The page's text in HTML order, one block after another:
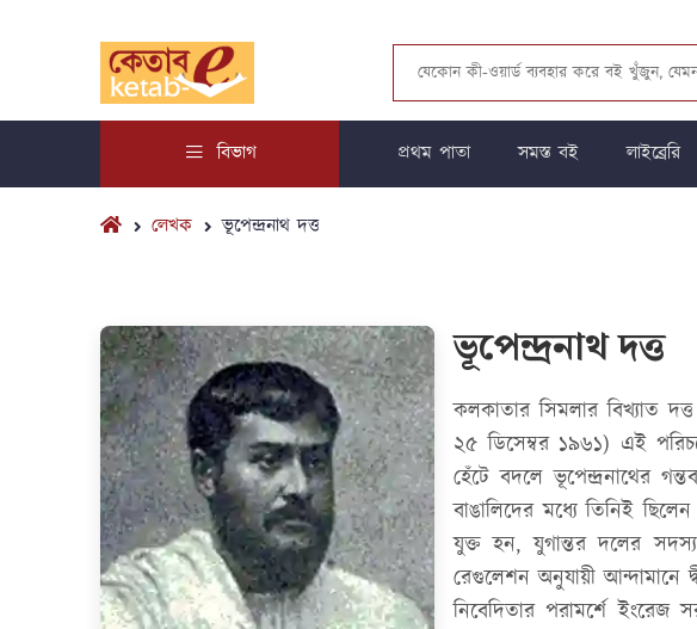
বিভাগ প্রথম পাতা সমস্ত বই লাইব্রেরি
লেখক ভূপেন্দ্রনাথ দত্ত
ভূপেন্দ্রনাথ দত্ত
কলকাতার সিমলার বিখ্যাত
২৫ ডিসেম্বর ১৯৬১) এই
হেঁটে বদলে ভূপেন্দ্রনাথের
বাঙালিদের মধ্যে তিনিই
যুক্ত হন, যুগান্তর দলের
রেগুলেশন অনুযায়ী আন্দামানে
নিবেদিতার পরামর্শে ইংরেজ